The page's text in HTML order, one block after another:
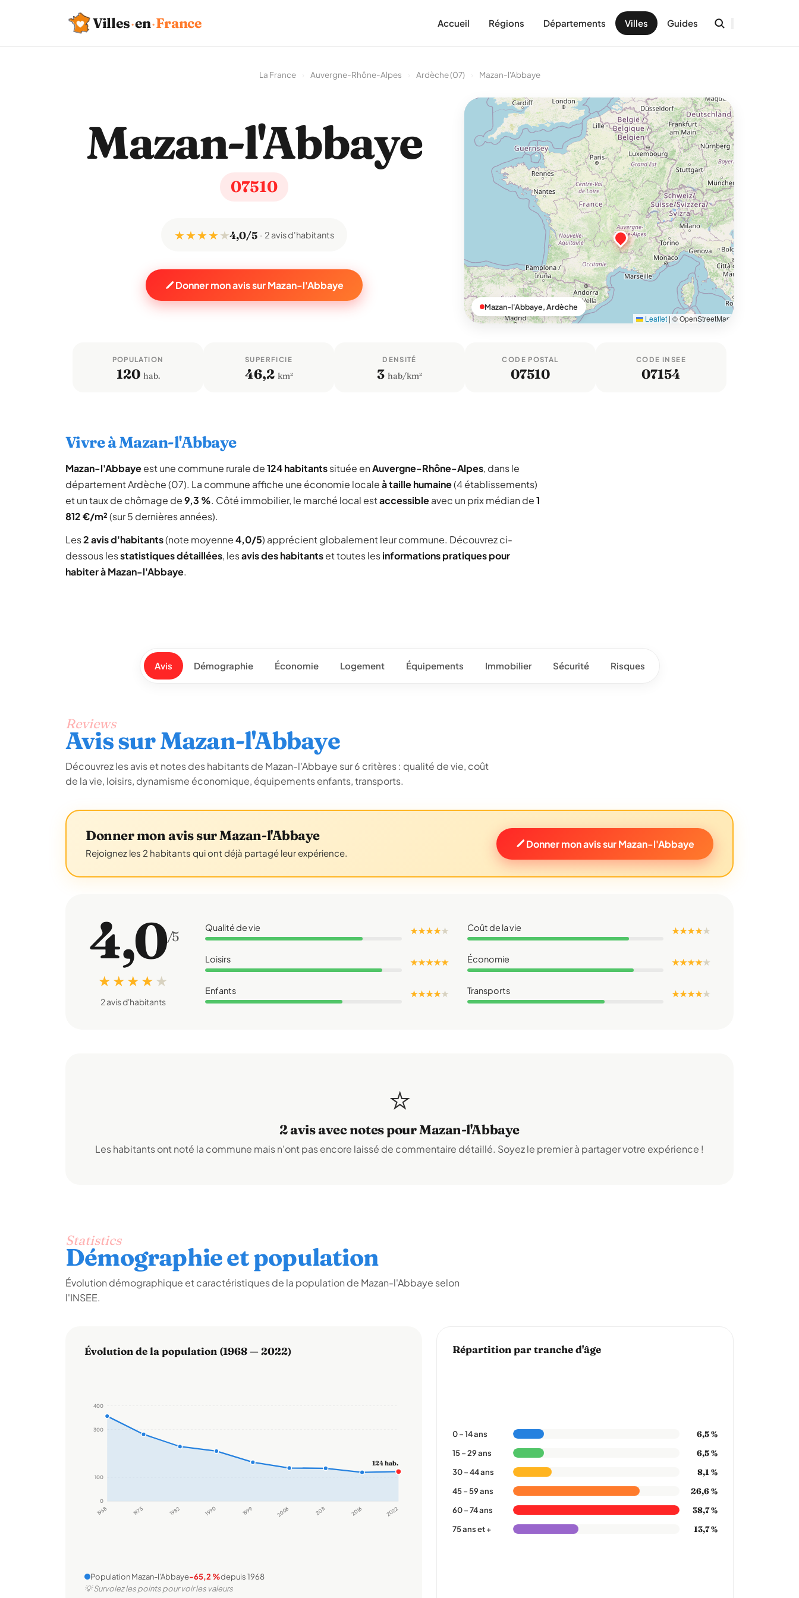
Villes·en·France Accueil Régions Départements Villes Guides
La France Auvergne-Rhône-Alpes Ardèche (07) Mazan-l'Abbaye
Mazan-l'Abbaye
07510
★ ★ ★ ★★4,0/5 2 avis d'habitants
Donner mon avis sur Mazan-l'Abbaye
Leaflet | © OpenStreetMap
Mazan-l'Abbaye, Ardèche
POPULATION
120 hab.
SUPERFICIE
46,2 km²
DENSITÉ
3 hab/km²
CODE POSTAL
07510
CODE INSEE
07154
Vivre à Mazan-l'Abbaye
Mazan-l'Abbayeest une commune rurale de124 habitantssituée enAuvergne-Rhône-Alpes, dans le
département Ardèche (07). La commune affiche une économie localeà taille humaine(4 établissements)
et un taux de chômage de9,3 %. Côté immobilier, le marché local estaccessibleavec un prix médian de1
812 €/m²(sur 5 dernières années).
Les2 avis d'habitants(note moyenne4,0/5) apprécient globalement leur commune. Découvrez ci-
dessous lesstatistiques détaillées, lesavis des habitantset toutes lesinformations pratiques pour
habiter à Mazan-l'Abbaye.
Avis Démographie Économie Logement Équipements Immobilier Sécurité Risques
Reviews
Avis sur Mazan-l'Abbaye
Découvrez les avis et notes des habitants de Mazan-l'Abbaye sur 6 critères : qualité de vie, coût
de la vie, loisirs, dynamisme économique, équipements enfants, transports.
Donner mon avis sur Mazan-l'Abbaye
Rejoignez les 2 habitants qui ont déjà partagé leur expérience.
Donner mon avis sur Mazan-l'Abbaye
4,0/5
★ ★ ★ ★ ★
2 avis d'habitants
Qualité de vie ★ ★ ★ ★★ Coût de la vie ★ ★ ★ ★★
Loisirs ★ ★ ★ ★ ★ Économie ★ ★ ★ ★★
Enfants ★ ★ ★ ★★ Transports ★ ★ ★ ★★
⭐
2 avis avec notes pour Mazan-l'Abbaye
Les habitants ont noté la commune mais n'ont pas encore laissé de commentaire détaillé. Soyez le premier à partager votre expérience !
Statistics
Démographie et population
Évolution démographique et caractéristiques de la population de Mazan-l'Abbaye selon
l'INSEE.
Évolution de la population (1968 — 2022)
0
100
300
400
1968 1975 1982 1990 1999 2006 2011 2016 2022
124 hab.
Population Mazan-l'Abbaye-65,2 %depuis 1968
💡 Survolez les points pour voir les valeurs
Répartition par tranche d'âge
0 – 14 ans 6,5 %
15 – 29 ans 6,5 %
30 – 44 ans 8,1 %
45 – 59 ans 26,6 %
60 – 74 ans 38,7 %
75 ans et + 13,7 %